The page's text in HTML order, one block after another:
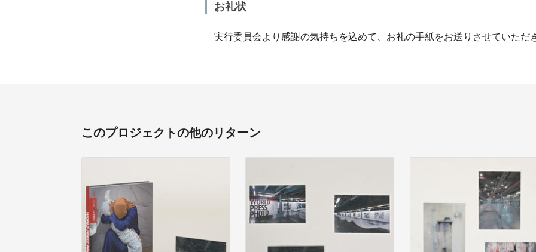
お礼状
実行委員会より感謝の気持ちを込めて、お礼の手紙をお送りさせていただ
このプロジェクトの他のリターン